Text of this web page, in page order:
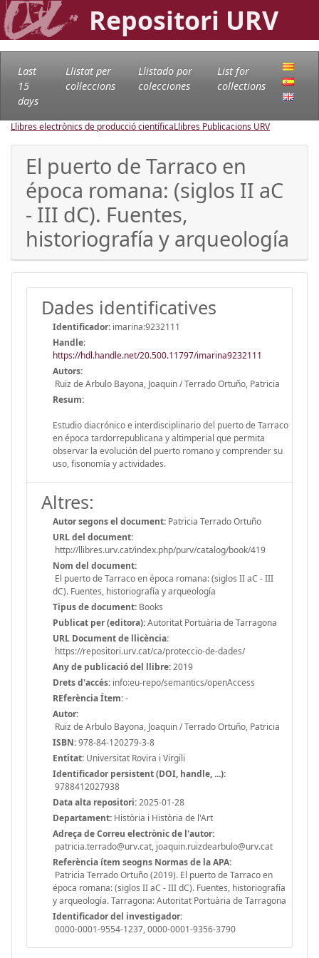
Repositori URV
Last
15
days
Llistat per
col·leccions
Llistado por
colecciones
List for
collections
Llibres electrònics de producció científicaLlibres Publicacions URV
El puerto de Tarraco en
época romana: (siglos II aC
- III dC). Fuentes,
historiografía y arqueología
Dades identificatives
Identificador: imarina:9232111
Handle:
https://hdl.handle.net/20.500.11797/imarina9232111
Autors:
Ruiz de Arbulo Bayona, Joaquin / Terrado Ortuño, Patricia
Resum:
Estudio diacrónico e interdisciplinario del puerto de Tarraco
en época tardorrepublicana y altimperial que permita
observar la evolución del puerto romano y comprender su
uso, fisonomía y actividades.
Altres:
Autor segons el document: Patricia Terrado Ortuño
URL del document:
http://llibres.urv.cat/index.php/purv/catalog/book/419
Nom del document:
El puerto de Tarraco en época romana: (siglos II aC - III
dC). Fuentes, historiografía y arqueología
Tipus de document: Books
Publicat per (editora):Autoritat Portuària de Tarragona
URL Document de llicència:
https://repositori.urv.cat/ca/proteccio-de-dades/
Any de publicació del llibre:2019
Drets d'accés: info:eu-repo/semantics/openAccess
REferència Ítem:-
Autor:
Ruiz de Arbulo Bayona, Joaquin / Terrado Ortuño, Patricia
ISBN:978-84-120279-3-8
Entitat: Universitat Rovira i Virgili
Identificador persistent (DOI, handle, ...):
9788412027938
Data alta repositori:2025-01-28
Departament: Història i Història de l'Art
Adreça de Correu electrònic de l'autor:
patricia.terrado@urv.cat, joaquin.ruizdearbulo@urv.cat
Referència ítem seogns Normas de la APA:
Patricia Terrado Ortuño (2019). El puerto de Tarraco en
época romana: (siglos II aC - III dC). Fuentes, historiografía
y arqueología. Tarragona: Autoritat Portuària de Tarragona
Identificador del investigador:
0000-0001-9554-1237, 0000-0001-9356-3790